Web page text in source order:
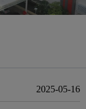
2025-05-16